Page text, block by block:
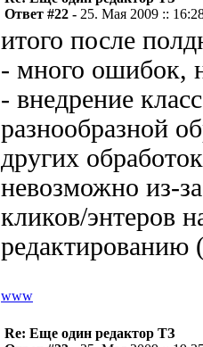
Ответ #22 - 25. Мая 2009 ::
итого после
- много ошибок,
- внедрение
разнообразной
других
невозможно из-
кликов/энтеров
редактированию
www
Re: Еще один редактор ТЗ